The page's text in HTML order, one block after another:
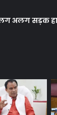
अलग सड़क